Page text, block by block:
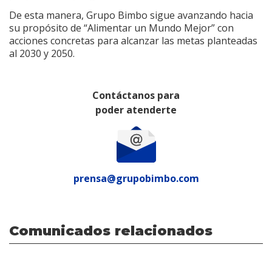
De esta manera, Grupo Bimbo sigue avanzando hacia
su propósito de “Alimentar un Mundo Mejor” con
acciones concretas para alcanzar las metas planteadas
al 2030 y 2050.
Contáctanos para
poder atenderte
prensa@grupobimbo.com
Comunicados relacionados